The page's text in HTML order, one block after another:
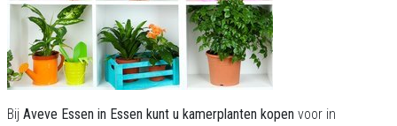
Bij Aveve Essen in Essen kunt u kamerplanten kopen voor in